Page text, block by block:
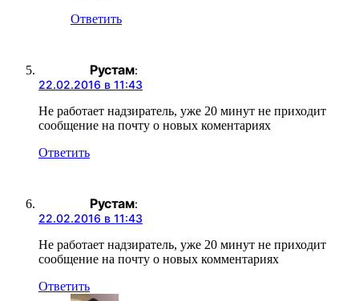
Ответить
Рустам:
22.02.2016 в 11:43
Не работает надзиратель, уже 20 минут не приходит
сообщение на почту о новых коментариях
Ответить
Рустам:
22.02.2016 в 11:43
Не работает надзиратель, уже 20 минут не приходит
сообщение на почту о новых комментариях
Ответить